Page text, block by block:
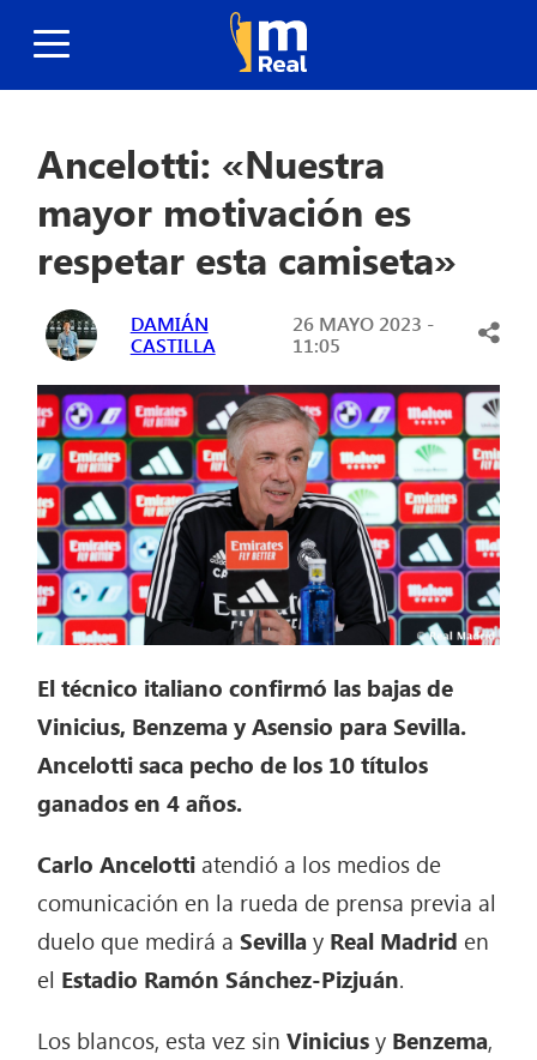
Ancelotti: «Nuestra
mayor motivación es
respetar esta camiseta»
DAMIÁN
CASTILLA
26 MAYO 2023 -
11:05
El técnico italiano confirmó las bajas de
Vinicius, Benzema y Asensio para Sevilla.
Ancelotti saca pecho de los 10 títulos
ganados en 4 años.
Carlo Ancelottiatendió a los medios de
comunicación en la rueda de prensa previa al
duelo que medirá a Sevillay Real Madrid en
el Estadio Ramón Sánchez-Pizjuán.
Los blancos, esta vez sinViniciusy Benzema,